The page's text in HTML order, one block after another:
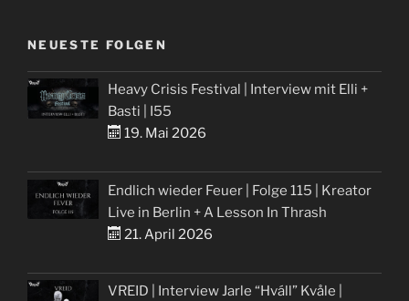
NEUESTE FOLGEN
Heavy Crisis Festival | Interview mit Elli +
Basti | I55
19. Mai 2026
Endlich wieder Feuer | Folge 115 | Kreator
Live in Berlin + A Lesson In Thrash
21. April 2026
VREID | Interview Jarle “Hváll” Kvåle |